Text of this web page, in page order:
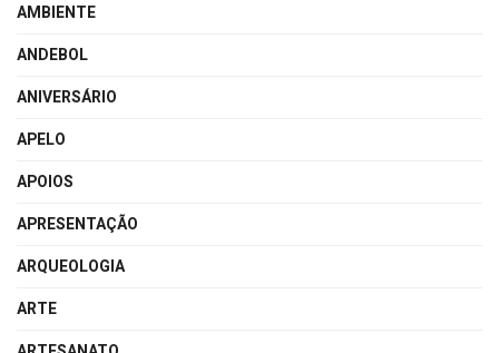
AMBIENTE
ANDEBOL
ANIVERSÁRIO
APELO
APOIOS
APRESENTAÇÃO
ARQUEOLOGIA
ARTE